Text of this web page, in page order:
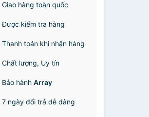
Giao hàng toàn quốc
Được kiểm tra hàng
Thanh toán khi nhận hàng
Chất lượng, Uy tín
Bảo hànhArray
7 ngày đổi trả dễ dàng